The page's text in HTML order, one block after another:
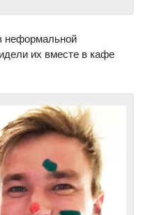
неформальной
их вместе в кафе